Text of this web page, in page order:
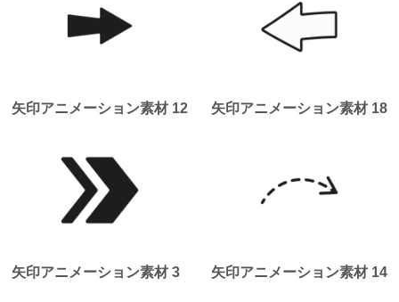
矢印アニメーション素材 12 矢印アニメーション素材 18
矢印アニメーション素材 3 矢印アニメーション素材 14